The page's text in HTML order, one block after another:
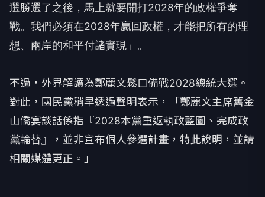
選勝選了之後，馬上就要開打2028年的政權爭奪
戰。我們必須在2028年贏回政權，才能把所有的理
想、兩岸的和平付諸實現」。
不過，外界解讀為鄭麗文鬆口備戰2028總統大選。
對此，國民黨稍早透過聲明表示，「鄭麗文主席舊金
山僑宴談話係指『2028本黨重返執政藍圖、完成政
黨輪替』，並非宣布個人參選計畫，特此說明，並請
相關媒體更正。」